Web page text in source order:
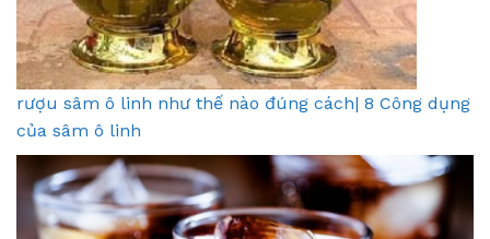
rượu sâm ô linh như thế nào đúng cách| 8 Công dụng
của sâm ô linh